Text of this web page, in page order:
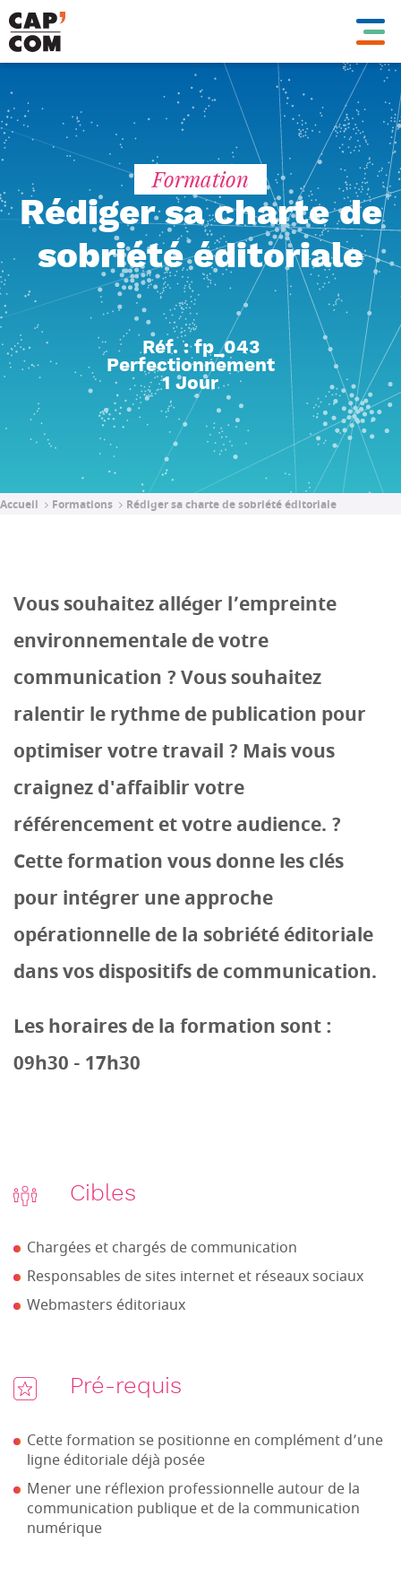
Aller
au
contenu
principal
Formation
Rédiger sa charte de
sobriété éditoriale
Réf. : fp_043
Perfectionnement
1 Jour
Accueil Formations Rédiger sa charte de sobriété éditoriale
Vous souhaitez alléger l’empreinte
environnementale de votre
communication ? Vous souhaitez
ralentir le rythme de publication pour
optimiser votre travail ? Mais vous
craignez d'affaiblir votre
référencement et votre audience. ?
Cette formation vous donne les clés
pour intégrer une approche
opérationnelle de la sobriété éditoriale
dans vos dispositifs de communication.
Les horaires de la formation sont :
09h30 - 17h30
Cibles
Chargées et chargés de communication
Responsables de sites internet et réseaux sociaux
Webmasters éditoriaux
Pré-requis
Cette formation se positionne en complément d’une
ligne éditoriale déjà posée
Mener une réflexion professionnelle autour de la
communication publique et de la communication
numérique